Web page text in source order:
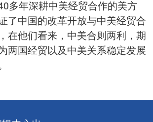
多年深耕中美经贸合作的美方
了中国的改革开放与中美经贸合
在他们看来，中美合则两利，期
两国经贸以及中美关系稳定发展